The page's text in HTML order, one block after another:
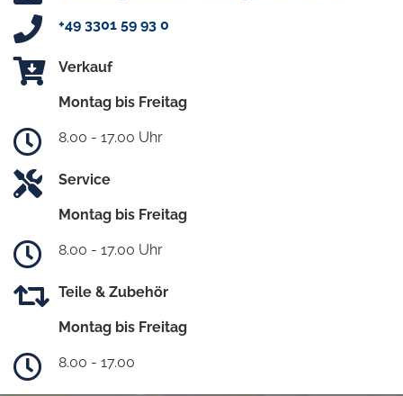
+49 3301 59 93 0
Verkauf
Montag bis Freitag
8.00 - 17.00 Uhr
Service
Montag bis Freitag
8.00 - 17.00 Uhr
Teile & Zubehör
Montag bis Freitag
8.00 - 17.00